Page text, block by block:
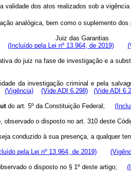
dos atos realizados sob a vigência
analógica, bem como o suplemento
Juiz das Garantias
(Incluído pela Lei nº 13.964, de 2019)
do juiz na fase de investigação e a
da investigação criminal e pela
(Vigência) (Vide ADI 6.298) (Vide ADI
do art. 5º da Constituição Federal;
observado o disposto no art. 310 deste
conduzido à sua presença, a qualquer
pela Lei nº 13.964, de 2019)
o disposto no § 1º deste artigo;